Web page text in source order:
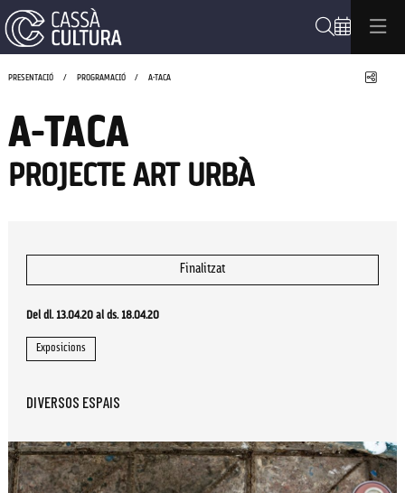
PRESENTACIÓ PROGRAMACIÓ A-TACA
A-TACA
PROJECTE ART URBÀ
Finalitzat
Del dl. 13.04.20 al ds. 18.04.20
Exposicions
DIVERSOS ESPAIS